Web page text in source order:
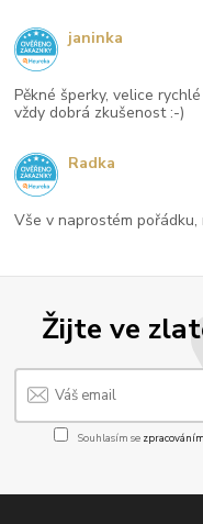
Žijte ve
Souhlasím se
Pěkné šperky, velice
vždy dobrá zkušenost :-)
janinka
Vše v naprostém
Radka